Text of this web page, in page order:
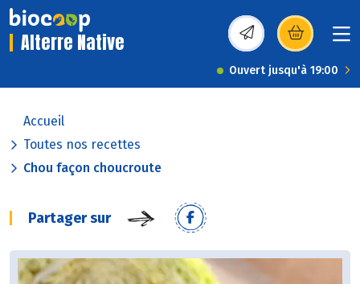
Alterre Native (s’ouvre dans une
Ouvert jusqu'à 19:00
Accueil
Toutes nos recettes
Chou façon choucroute
Partager sur